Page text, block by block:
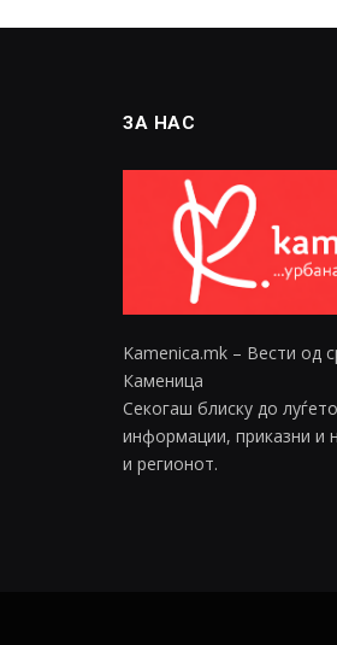
ЗА НАС
Kamenica.mk – Вести од
Каменица
Секогаш блиску до
информации, приказни и
и регионот.